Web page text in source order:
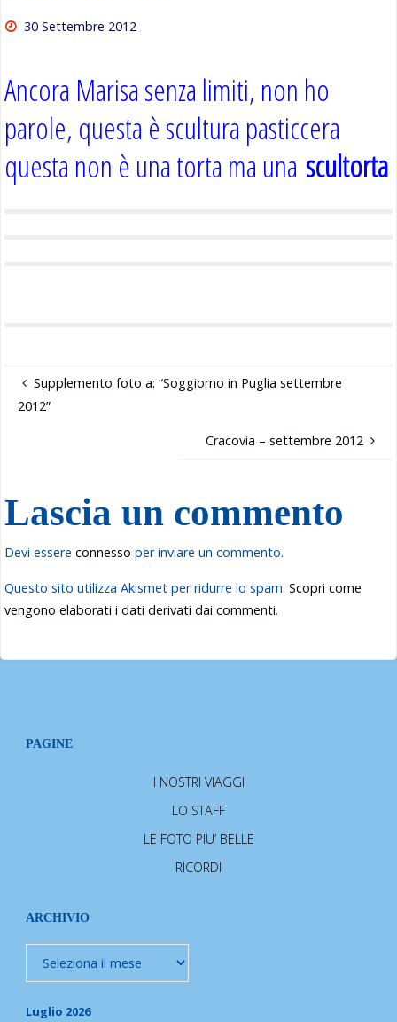
30 Settembre 2012
Ancora Marisa senza limiti, non ho
parole, questa è scultura pasticcera
questa non è una torta ma una scultorta
Supplemento foto a: “Soggiorno in Puglia settembre
2012”
Cracovia – settembre 2012
Lascia un commento
Devi essereconnesso per inviare un commento.
Questo sito utilizza Akismet per ridurre lo spam.Scopri come
vengono elaborati i dati derivati dai commenti.
PAGINE
I NOSTRI VIAGGI
LO STAFF
LE FOTO PIU’ BELLE
RICORDI
ARCHIVIO
Archivio
Luglio 2026